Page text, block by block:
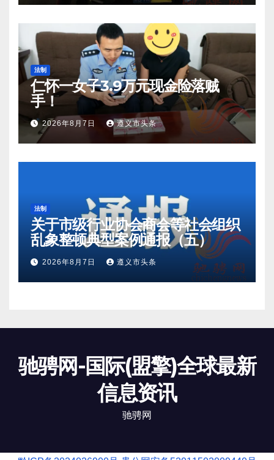
法制
仁怀一女子3.9万元现金险落贼
手！
2026年8月7日 遵义市头条
法制
关于市级行业协会商会等社会组织
乱象整顿典型案例通报（五）
2026年8月7日 遵义市头条
驰骋网-国际(盟擎)全球最新
信息资讯
驰骋网